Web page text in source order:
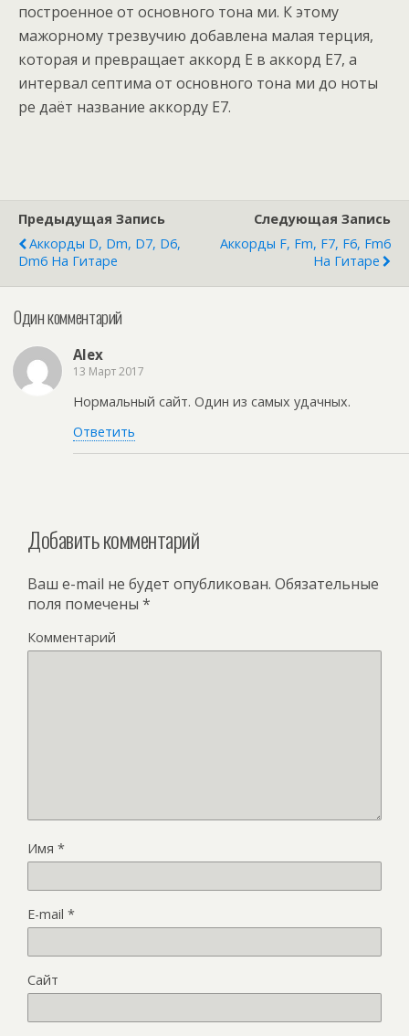
построенное от основного тона ми. К этому
мажорному трезвучию добавлена малая терция,
которая и превращает аккорд E в аккорд E7, а
интервал септима от основного тона ми до ноты
ре даёт название аккорду E7.
Предыдущая Запись
Аккорды D, Dm, D7, D6,
Dm6 На Гитаре
Следующая Запись
Аккорды F, Fm, F7, F6, Fm6
На Гитаре
Один комментарий
Alex
13 Март 2017
Нормальный сайт. Один из самых удачных.
Ответить
Добавить комментарий
Ваш e-mail не будет опубликован. Обязательные
поля помечены *
Комментарий
Имя *
E-mail *
Сайт